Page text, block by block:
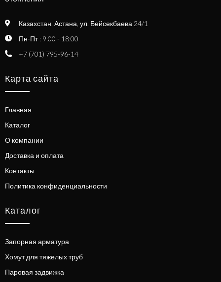
Казахстан, Астана, ул. Бейсекбаева 24/1
Пн-Пт : 9:00 - 18:00
+7 (701) 795-96-14
Карта сайта
Главная
Каталог
О компании
Доставка и оплата
Контакты
Политика конфиденциальности
Каталог
Запорная арматура
Хомут для тяжелых труб
Паровая задвижка